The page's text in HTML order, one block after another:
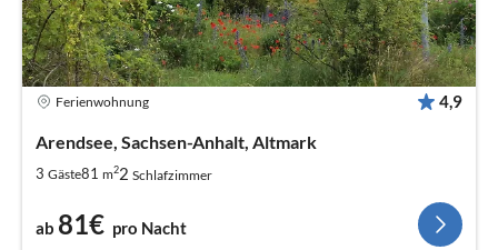
Ferienwohnung 4,9
Arendsee, Sachsen-Anhalt, Altmark
3 Gäste81 m22 Schlafzimmer
ab 81€ pro Nacht